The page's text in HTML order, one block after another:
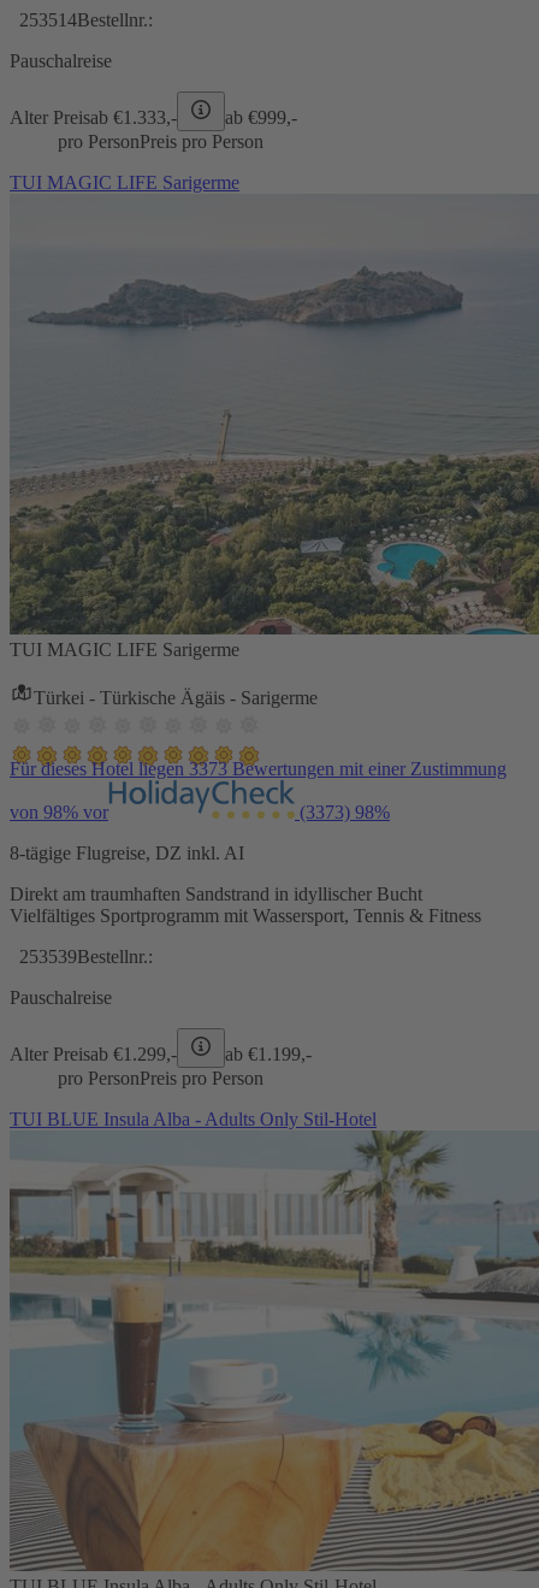
253514Bestellnr.:
Pauschalreise
Alter Preisab €1.333,- ab €999,-
pro PersonPreis pro Person
TUI MAGIC LIFE Sarigerme
TUI MAGIC LIFE Sarigerme
Türkei - Türkische Ägäis - Sarigerme
Für dieses Hotel liegen 3373 Bewertungen mit einer Zustimmung
von 98% vor (3373) 98%
8-tägige Flugreise, DZ inkl. AI
Direkt am traumhaften Sandstrand in idyllischer Bucht
Vielfältiges Sportprogramm mit Wassersport, Tennis & Fitness
253539Bestellnr.:
Pauschalreise
Alter Preisab €1.299,- ab €1.199,-
pro PersonPreis pro Person
TUI BLUE Insula Alba - Adults Only Stil-Hotel